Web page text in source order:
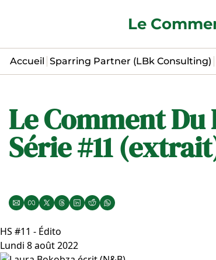
Le
Accueil Sparring Partner (LBk Consulting)
Le Comment
Série #11
HS #11 - Édito
Lundi 8 août 2022